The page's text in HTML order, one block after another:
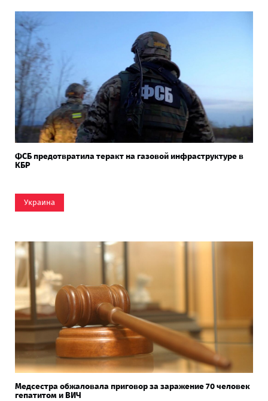
ФСБ предотвратила теракт на газовой инфраструктуре в
КБР
Украина
Медсестра обжаловала приговор за заражение 70 человек
гепатитом и ВИЧ